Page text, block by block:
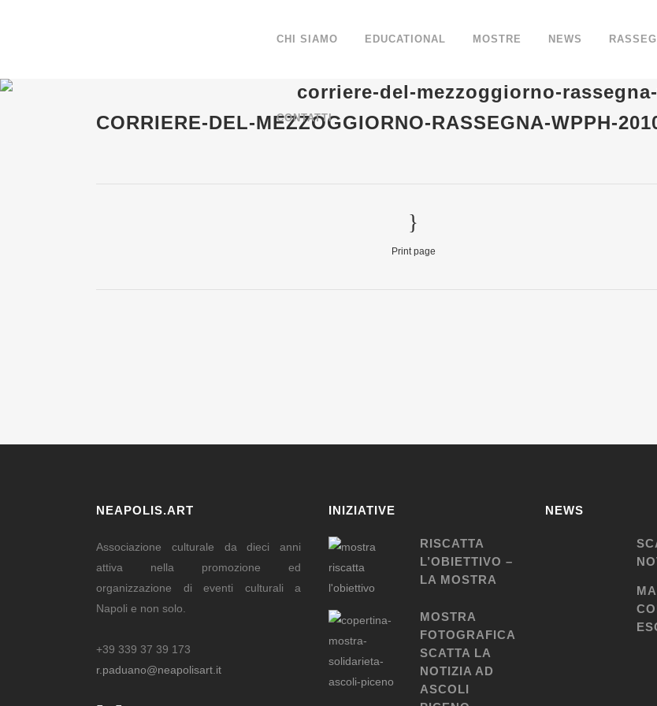
CHI SIAMO EDUCATIONAL MOSTRE NEWS
CONTATTI
corriere-del-mezzoggiorno-
CORRIERE-DEL-MEZZOGGIORNO-RASSEGNA-WPPH-
Print page
NEAPOLIS.ART
Associazione culturale da dieci anni
attiva nella promozione ed
organizzazione di eventi culturali a
Napoli e non solo.
+39 339 37 39 173
r.paduano@neapolisart.it
INIZIATIVE
RISCATTA
L’OBIETTIVO –
LA MOSTRA
MOSTRA
FOTOGRAFICA
SCATTA LA
NOTIZIA AD
ASCOLI
NEWS